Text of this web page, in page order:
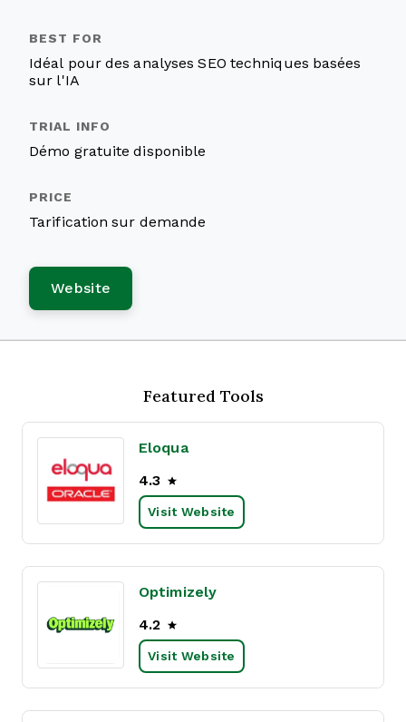
Idéal pour des analyses SEO techniques basées
sur l'IA
Démo gratuite disponible
Tarification sur demande
Website
Featured Tools
Eloqua
4.3
Visit Website
Optimizely
4.2
Visit Website